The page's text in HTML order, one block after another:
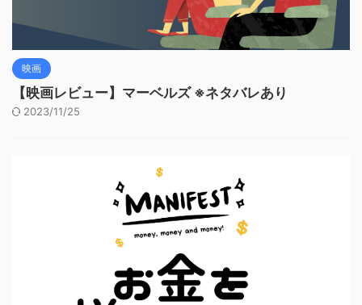
映画
【映画レビュー】マーベルズ ※ネタバレあり
2023/11/25